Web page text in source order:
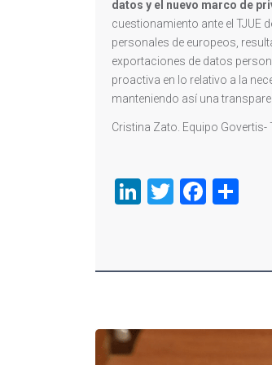
datos y el nuevo marco de
cuestionamiento ante el TJUE
personales de europeos,
exportaciones de datos
proactiva en lo relativo a la
manteniendo así una
Cristina Zato. Equipo Govertis-
LinkedIn
Twitter